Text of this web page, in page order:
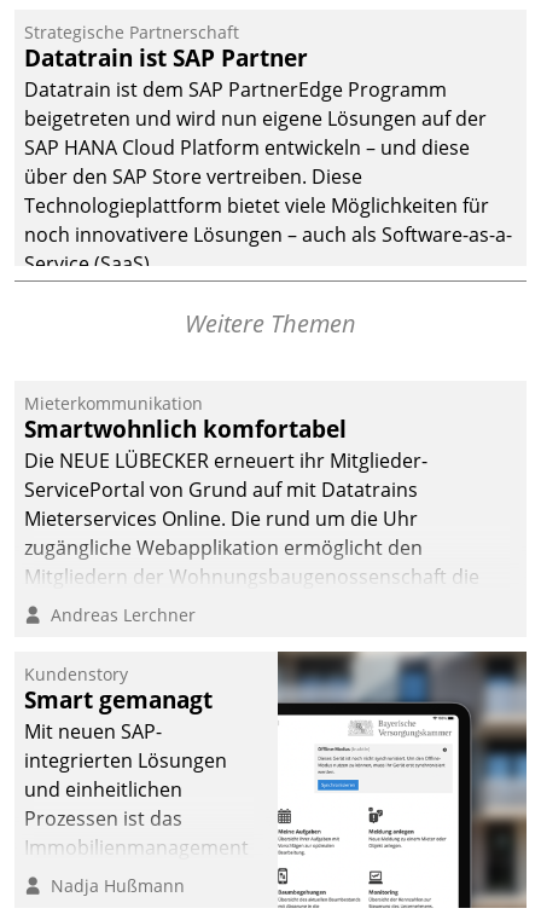
Strategische Partnerschaft
Datatrain ist SAP Partner
Datatrain ist dem SAP PartnerEdge Programm
beigetreten und wird nun eigene Lösungen auf der
SAP HANA Cloud Platform entwickeln – und diese
über den SAP Store vertreiben. Diese
Technologieplattform bietet viele Möglichkeiten für
noch innovativere Lösungen – auch als Software-as-a-
Service (SaaS).
Weitere Themen
Mieterkommunikation
Smartwohnlich komfortabel
Die NEUE LÜBECKER erneuert ihr Mitglieder-
ServicePortal von Grund auf mit Datatrains
Mieterservices Online. Die rund um die Uhr
zugängliche Webapplikation ermöglicht den
Mitgliedern der Wohnungs­bau­genossenschaft die
Kontaktaufnahme per Smartphone, Tablet oder PC.
Andreas Lerchner
Kundenstory
Smart gemanagt
Mit neuen SAP-
integrierten Lösungen
und einheitlichen
Prozessen ist das
Immobilienmanagement
der Bayerischen
Nadja Hußmann